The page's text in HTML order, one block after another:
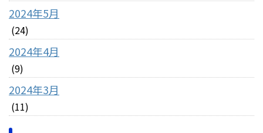
2024年5月
(24)
2024年4月
(9)
2024年3月
(11)